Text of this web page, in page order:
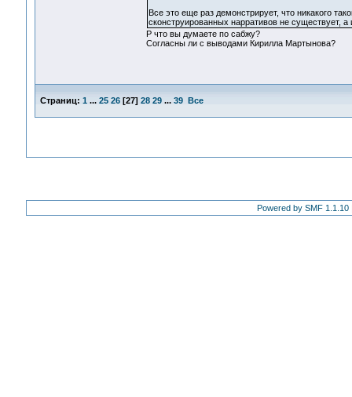
Все это еще раз демонстрирует, что никакого
сконструированных нарративов не существует,
Р что вы думаете по сабжу?
Согласны ли с выводами Кирилла Мартынова?
Страниц: 1 ... 25 26[27] 28 29 ... 39 Все
Powered by SMF 1.1.10